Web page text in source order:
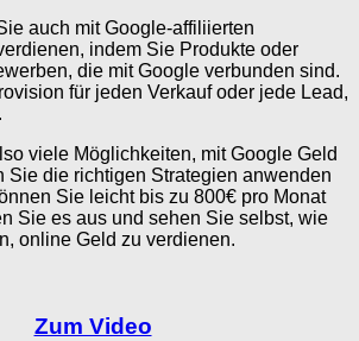
auch mit Google-affiliierten
indem Sie Produkte oder
die mit Google verbunden sind.
für jeden Verkauf oder jede Lead,
viele Möglichkeiten, mit Google Geld
Sie die richtigen Strategien anwenden
Sie leicht bis zu 800€ pro Monat
Sie es aus und sehen Sie selbst, wie
online Geld zu verdienen.
Zum Video